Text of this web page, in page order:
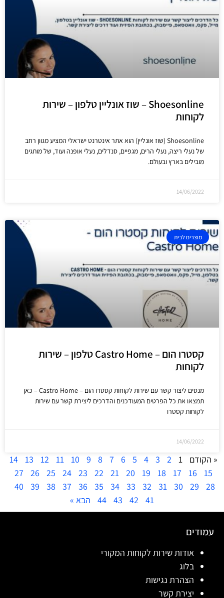
Shoesonline – שוז אונליין טלפון – שירות
לקוחות
Shoesonline (שוז אונליין) הוא אתר אינטרנט ישראלי המציע מגוון רחב
של נעלי ריצה, נעלי הרים, מגפיים, סנדלים, נעלי אופנה ועוד, של מותגים
מובילים בארץ ובעולם.
14/06/2022
מוצרים לבית
קסטרו הום – Castro Home טלפון – שירות
לקוחות
מנסים ליצור קשר עם שירות לקוחות קסטרו הום – Castro Home – כאן
תמצאו את כל הפרטים המעודכנים והדרכים ליצירת קשר עם שירות
לקוחות קסטרו
14/06/2022
« הקודם 1
2
3
4
5
6
7
8
9
10
11
12
13
14
15
16
17
18
19
20
21
22
23
24
25
26
27
28
29
30
31
32
33
34
35
36
37
38
39
40
41
42
43
44 הבא »
עמודים
אודות שירות לקוחות המקורי
בלוג
הצהרת נגישות
יצירת קשר